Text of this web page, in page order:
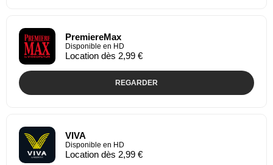
PremiereMax
Disponible en HD
Location dès 2,99 €
REGARDER
VIVA
Disponible en HD
Location dès 2,99 €